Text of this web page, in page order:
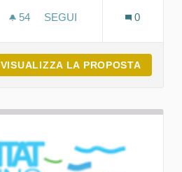
54 54 SOSTENITORI
SEGUI
0
VISUALIZZA LA PROPOSTA